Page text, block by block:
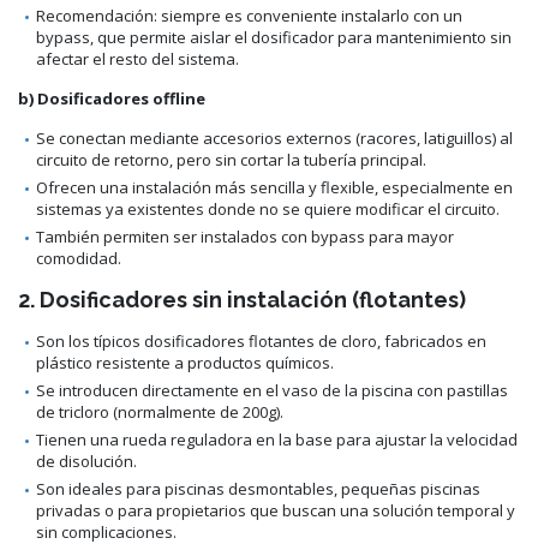
Recomendación: siempre es conveniente instalarlo con un
bypass, que permite aislar el dosificador para mantenimiento sin
afectar el resto del sistema.
b) Dosificadores offline
Se conectan mediante accesorios externos (racores, latiguillos) al
circuito de retorno, pero sin cortar la tubería principal.
Ofrecen una instalación más sencilla y flexible, especialmente en
sistemas ya existentes donde no se quiere modificar el circuito.
También permiten ser instalados con bypass para mayor
comodidad.
2. Dosificadores sin instalación (flotantes)
Son los típicos dosificadores flotantes de cloro, fabricados en
plástico resistente a productos químicos.
Se introducen directamente en el vaso de la piscina con pastillas
de tricloro (normalmente de 200g).
Tienen una rueda reguladora en la base para ajustar la velocidad
de disolución.
Son ideales para piscinas desmontables, pequeñas piscinas
privadas o para propietarios que buscan una solución temporal y
sin complicaciones.